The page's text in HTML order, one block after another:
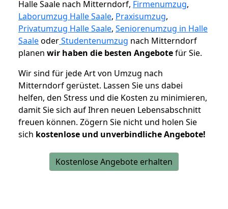
Halle Saale nach Mitterndorf, Firmenumzug,
Laborumzug Halle Saale, Praxisumzug,
Privatumzug Halle Saale, Seniorenumzug in Halle
SaaleoderStudentenumzug nach Mitterndorf
planen wir haben die besten Angebotefür Sie.
Wir sind für jede Art von Umzug nach
Mitterndorf gerüstet. Lassen Sie uns dabei
helfen, den Stress und die Kosten zu minimieren,
damit Sie sich auf Ihren neuen Lebensabschnitt
freuen können. Zögern Sie nicht und holen Sie
sich kostenlose und unverbindliche Angebote!
Kostenlose Angebote erhalten